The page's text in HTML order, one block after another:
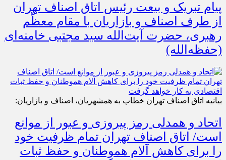
پیام تبریک و بیعت رئیس اتاق اصناف تهران
از طرف اصناف و بازاریان با مقام معظّم
رهبری، حضرت آیت‌الله سید مجتبی خامنه‌ای
(حفظه‌الله)
بیانیه اتاق اصناف تهران خطاب به همشهریان، اصناف و بازاریان:
اتحاد و همدلی رمز پیروزی و عبور از موانع
است/ اتاق اصناف تهران تمام ظرفیت خود
را برای کاهش آلام هموطنان و حفظ ثبات